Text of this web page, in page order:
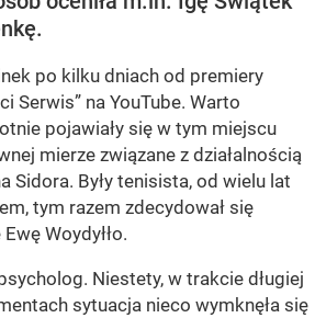
po kilku dniach od premiery
Serwis” na YouTube. Warto
pojawiały się w tym miejscu
mierze związane z działalnością
Sidora. Były tenisista, od wielu lat
tym razem zdecydował się
Woydyłło.
Niestety, w trakcie długiej
sytuacja nieco wymknęła się